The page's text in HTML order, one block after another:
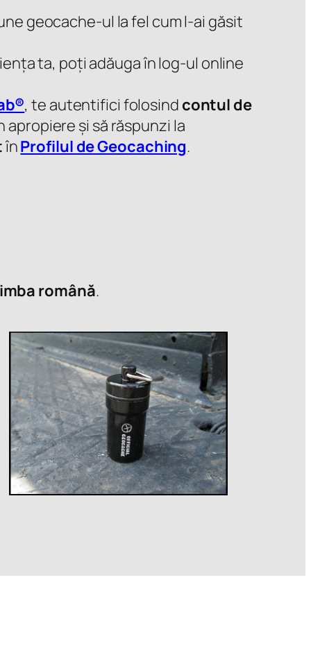
geocache-ul la fel cum l-ai găsit
ta, poți adăuga în log-ul online
, te autentifici folosind contul de
apropiere și să răspunzi la
înProfilul de Geocaching.
română.